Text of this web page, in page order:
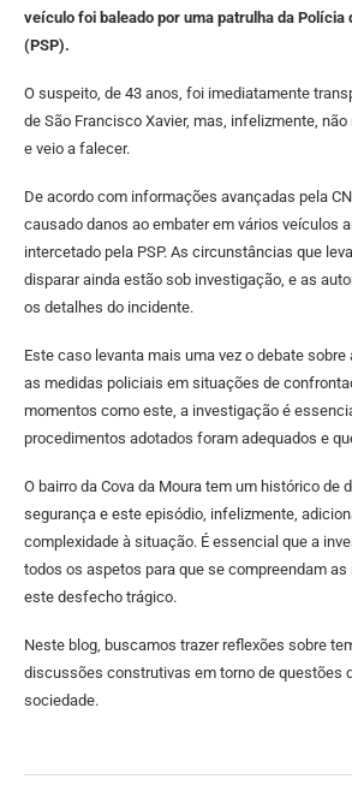
veículo foi baleado por uma patrulha da Polícia
(PSP).
O suspeito, de 43 anos, foi imediatamente
de São Francisco Xavier, mas, infelizmente,
e veio a falecer.
De acordo com informações avançadas pela
causado danos ao embater em vários veículos
intercetado pela PSP. As circunstâncias que
disparar ainda estão sob investigação, e as
os detalhes do incidente.
Este caso levanta mais uma vez o debate
as medidas policiais em situações de
momentos como este, a investigação é
procedimentos adotados foram adequados e
O bairro da Cova da Moura tem um histórico de
segurança e este episódio, infelizmente,
complexidade à situação. É essencial que a
todos os aspetos para que se compreendam as
este desfecho trágico.
Neste blog, buscamos trazer reflexões sobre
discussões construtivas em torno de questões
sociedade.